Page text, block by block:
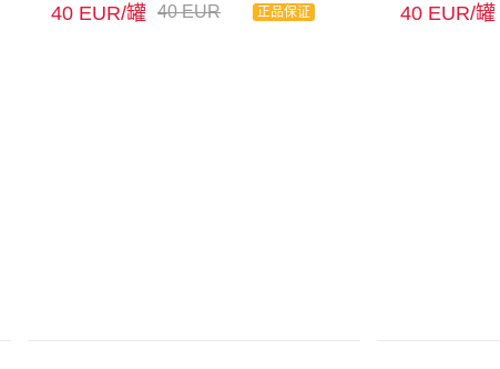
40 EUR/罐 40 EUR 正品保证 40 EUR/罐